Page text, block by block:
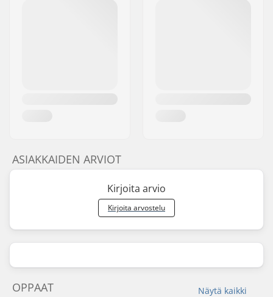
ASIAKKAIDEN ARVIOT
Kirjoita arvio
Kirjoita arvostelu
Näytä kaikki
OPPAAT